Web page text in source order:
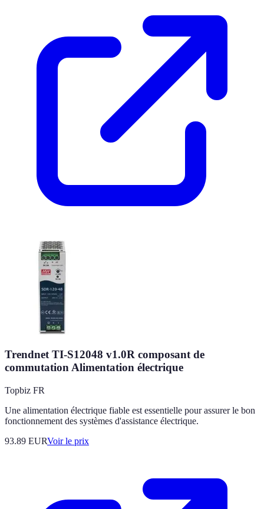
Trendnet TI-S12048 v1.0R composant de
commutation Alimentation électrique
Topbiz FR
Une alimentation électrique fiable est essentielle pour assurer le bon
fonctionnement des systèmes d'assistance électrique.
93.89 EURVoir le prix